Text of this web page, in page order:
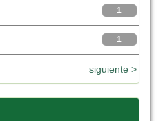
1
1
siguiente >